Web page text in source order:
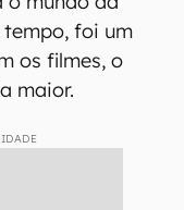
foi um
os filmes, o
maior.